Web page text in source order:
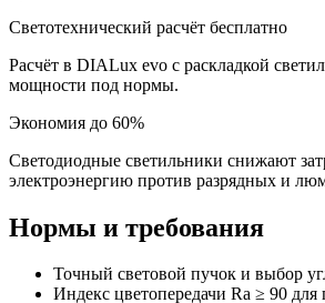
Светотехнический расчёт бесплатно
Расчёт в DIALux evo с раскладкой
мощности под нормы.
Экономия до 60%
Светодиодные светильники снижают
электроэнергию против разрядных и
Нормы и требования
Точный световой пучок и выбор
Индекс цветопередачи Ra ≥ 90 для